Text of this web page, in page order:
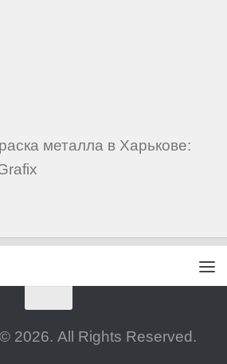
металла в Харькове:
2026. All Rights Reserved.